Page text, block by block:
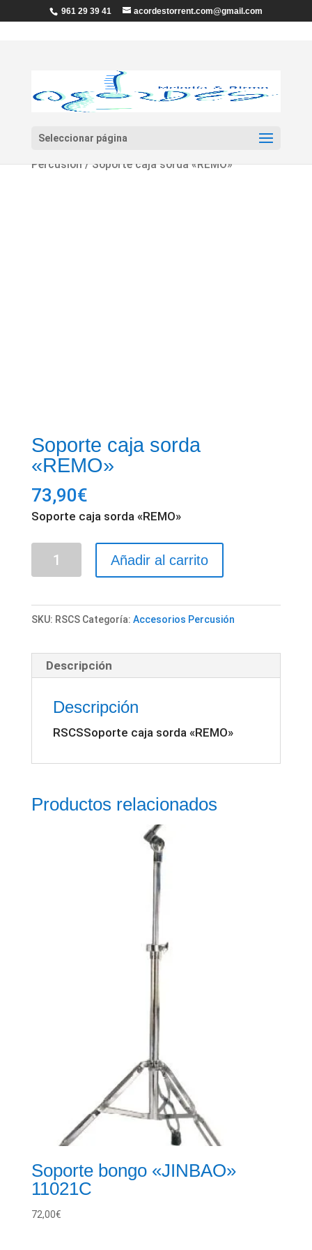
961 29 39 41 acordestorrent.com@gmail.com
Seleccionar página
Inicio/Percusión/
Percusión/ Soporte caja sorda «REMO»
Soporte caja sorda
«REMO»
73,90€
Soporte caja sorda «REMO»
Soporte
Añadir al carrito
SKU: RSCS Categoría: Accesorios Percusión
Descripción
Descripción
RSCSSoporte caja sorda «REMO»
Productos relacionados
Soporte bongo «JINBAO»
11021C
72,00€